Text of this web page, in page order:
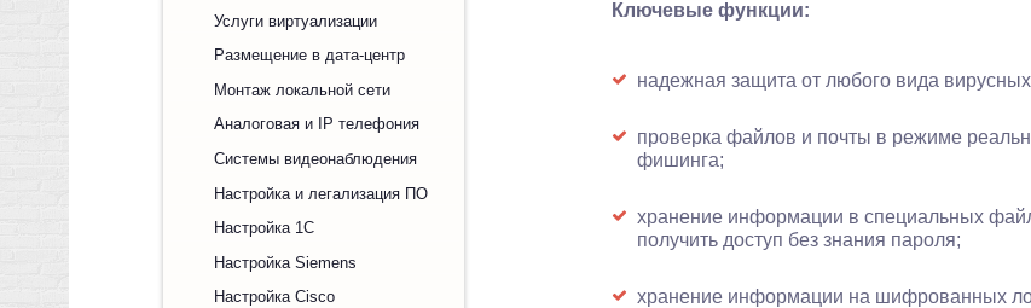
Ключевые функции:
надежная защита от любого вида вирусных
проверка файлов и почты в режиме
фишинга;
хранение информации в специальных
получить доступ без знания пароля;
хранение информации на шифрованных
Услуги виртуализации
Размещение в дата-центр
Монтаж локальной сети
Аналоговая и IP телефония
Системы видеонаблюдения
Настройка и легализация ПО
Настройка 1С
Настройка Siemens
Настройка Cisco